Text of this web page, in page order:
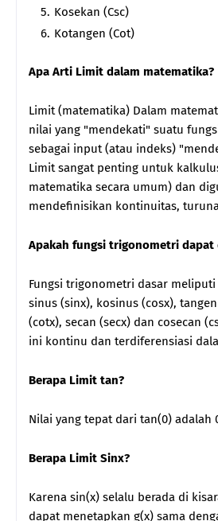
Kosekan (Csc)
Kotangen (Cot)
Apa Arti Limit dalam matematika?
Limit (matematika) Dalam
nilai yang "mendekati" suatu
sebagai input (atau indeks)
Limit sangat penting untuk
matematika secara umum) dan
mendefinisikan kontinuitas,
Apakah fungsi trigonometri dapat
Fungsi trigonometri dasar
sinus (sinx), kosinus (cosx),
(cotx), secan (secx) dan cosecan
ini kontinu dan terdiferensiasi
Berapa Limit tan?
Nilai yang tepat dari tan(0) adalah
Berapa Limit Sinx?
Karena sin(x) selalu berada di
dapat menetapkan g(x) sama